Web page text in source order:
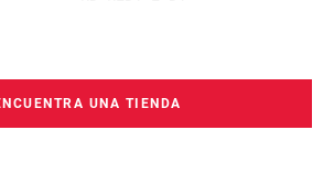
UNA TIENDA